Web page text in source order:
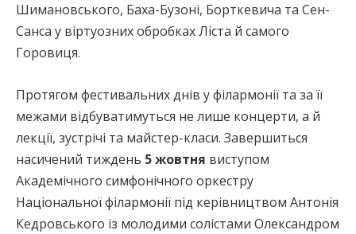
Шимановського, Баха-Бузоні, Борткевича та Сен-
Санса у віртуозних обробках Ліста й самого
Горовиця.
Протягом фестивальних днів у філармонії та за її
межами відбуватимуться не лише концерти, а й
лекції, зустрічі та майстер-класи. Завершиться
насичений тиждень 5 жовтня виступом
Академічного симфонічного оркестру
Національної філармонії під керівництвом Антонія
Кедровського із молодими солістами Олександром